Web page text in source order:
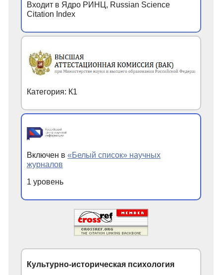
Входит в Ядро РИНЦ, Russian Science
Citation Index
Категория: К1
Включен в «Белый список» научных
журналов
1 уровень
Культурно-историческая психология